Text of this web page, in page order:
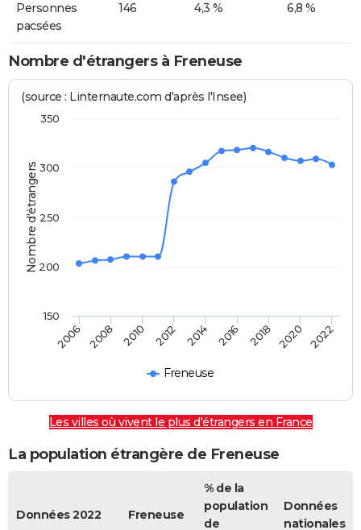
Personnes
pacsées
146 4,3 % 6,8 %
Nombre d'étrangers à Freneuse
Nombre d'étrangers
(source : Linternaute.com d'après l'Insee)
Freneuse
2006 2008 2010 2012 2014 2016 2018 2020 2022
200
250
300
350
150
Les villes où vivent le plus d'étrangers en France
La population étrangère de Freneuse
Données 2022 Freneuse
% de la
population
de
Données
nationales